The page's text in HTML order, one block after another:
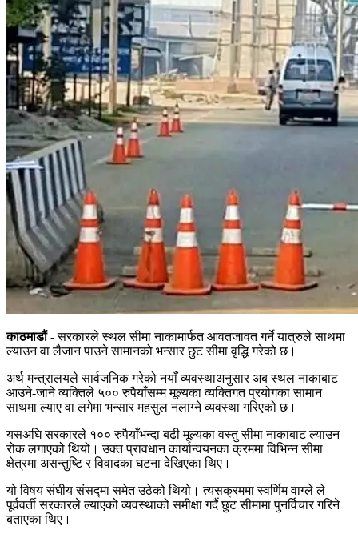
काठमाडौं- सरकारले स्थल सीमा नाकामार्फत आवतजावत गर्ने यात्रुले साथमा
ल्याउन वा लैजान पाउने सामानको भन्सार छुट सीमा वृद्धि गरेको छ।
अर्थ मन्त्रालयले सार्वजनिक गरेको नयाँ व्यवस्थाअनुसार अब स्थल नाकाबाट
आउने-जाने व्यक्तिले ५०० रुपैयाँसम्म मूल्यका व्यक्तिगत प्रयोगका सामान
साथमा ल्याए वा लगेमा भन्सार महसुल नलाग्ने व्यवस्था गरिएको छ।
यसअघि सरकारले १०० रुपैयाँभन्दा बढी मूल्यका वस्तु सीमा नाकाबाट ल्याउन
रोक लगाएको थियो। उक्त प्रावधान कार्यान्वयनका क्रममा विभिन्न सीमा
क्षेत्रमा असन्तुष्टि र विवादका घटना देखिएका थिए।
यो विषय संघीय संसद्मा समेत उठेको थियो। त्यसक्रममा स्वर्णिम वाग्ले ले
पूर्ववर्ती सरकारले ल्याएको व्यवस्थाको समीक्षा गर्दै छुट सीमामा पुनर्विचार गरिने
बताएका थिए।